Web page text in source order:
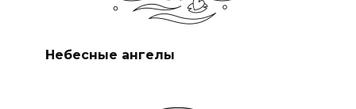
Небесные ангелы